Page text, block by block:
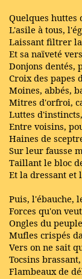
Quelques huttes
L'asile à tous,
Laissant filtrer
Et sa naïveté
Donjons dentés,
Croix des papes
Moines, abbés,
Mitres d'orfroi,
Luttes
Entre voisins,
Haines de
Sur leur fausse
Taillant le bloc
Et la dressant et
Puis, l'ébauche,
Forces qu'on
Ongles du
Mufles crispés
Vers on ne sait
Tocsins
Flambeaux de